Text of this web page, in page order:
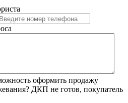
оформить продажу
ДКП не готов, покупатель